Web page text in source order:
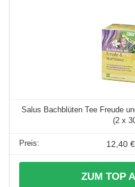
Salus Bachblüten Tee Freude
(2 x
12,40 €
ZUM TOP